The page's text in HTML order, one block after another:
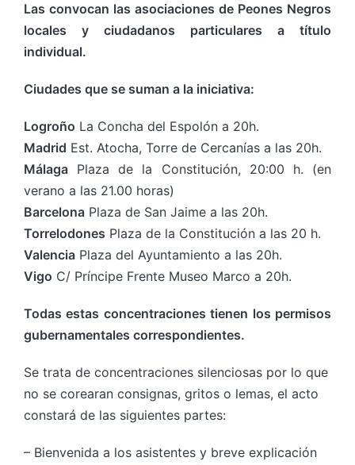
Las convocan las asociaciones de Peones Negros
locales y ciudadanos particulares a título
individual.
Ciudades que se suman a la iniciativa:
Logroño La Concha del Espolón a 20h.
Madrid Est. Atocha, Torre de Cercanías a las 20h.
Málaga Plaza de la Constitución, 20:00 h. (en
verano a las 21.00 horas)
Barcelona Plaza de San Jaime a las 20h.
Torrelodones Plaza de la Constitución a las 20 h.
Valencia Plaza del Ayuntamiento a las 20h.
Vigo C/ Príncipe Frente Museo Marco a 20h.
Todas estas concentraciones tienen los permisos
gubernamentales correspondientes.
Se trata de concentraciones silenciosas por lo que
no se corearan consignas, gritos o lemas, el acto
constará de las siguientes partes:
– Bienvenida a los asistentes y breve explicación